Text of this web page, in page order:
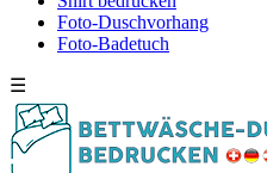
Foto-Duschvorhang
Foto-Badetuch
☰